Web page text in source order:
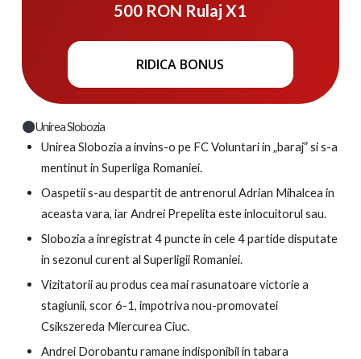
500 RON Rulaj X1
RIDICA BONUS
Unirea Slobozia
Unirea Slobozia a invins-o pe FC Voluntari in „baraj” si s-a
mentinut in Superliga Romaniei.
Oaspetii s-au despartit de antrenorul Adrian Mihalcea in
aceasta vara, iar Andrei Prepelita este inlocuitorul sau.
Slobozia a inregistrat 4 puncte in cele 4 partide disputate
in sezonul curent al Superligii Romaniei.
Vizitatorii au produs cea mai rasunatoare victorie a
stagiunii, scor 6-1, impotriva nou-promovatei
Csikszereda Miercurea Ciuc.
Andrei Dorobantu ramane indisponibil in tabara